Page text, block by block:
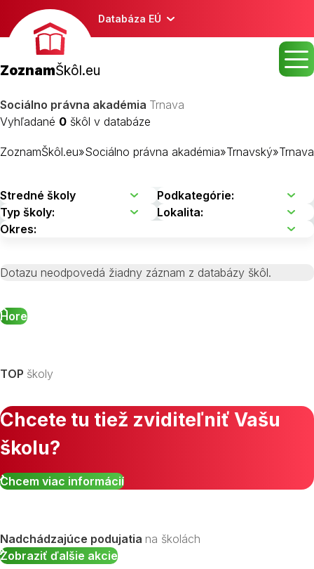
Databáza EÚ
ZoznamŠkôl.eu
Sociálno právna akadémia Trnava
Vyhľadané 0 škôl v databáze
ZoznamŠkôl.eu»Sociálno právna akadémia»Trnavský»Trnava
Dotazu neodpovedá žiadny záznam z databázy škôl.
Hore
TOP školy
Chcete tu tiež zviditeľniť Vašu
školu?
Chcem viac informácií
Nadchádzajúce podujatia na školách
Zobraziť ďalšie akcie